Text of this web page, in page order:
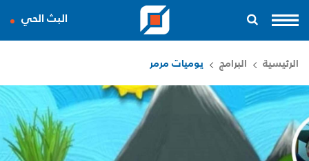
البث الحي
الرئيسية البرامج يوميات مرمر